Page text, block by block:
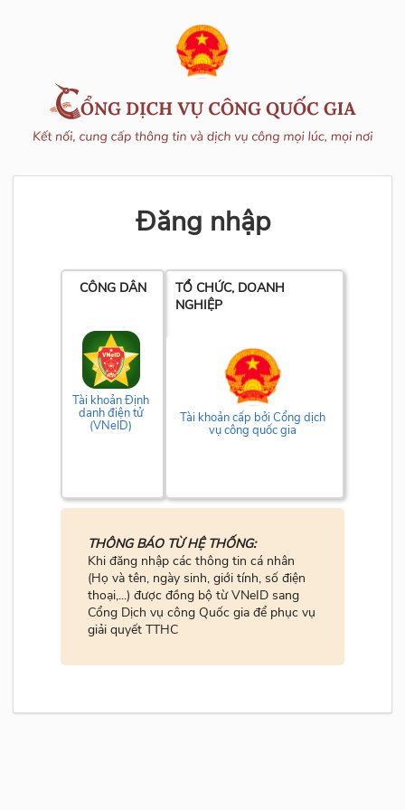
Đăng nhập
CÔNG DÂN
Tài khoản Định
danh điện tử
(VNeID)
TỔ CHỨC, DOANH
NGHIỆP
Tài khoản cấp bởi Cổng dịch
vụ công quốc gia
THÔNG BÁO TỪ HỆ THỐNG:
Khi đăng nhập các thông tin cá nhân
(Họ và tên, ngày sinh, giới tính, số điện
thoại,...) được đồng bộ từ VNeID sang
Cổng Dịch vụ công Quốc gia để phục vụ
giải quyết TTHC